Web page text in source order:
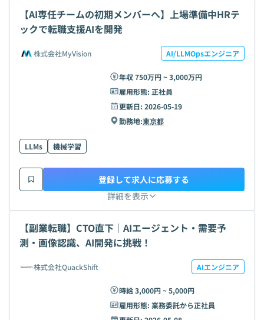
【AI専任チームの初期メンバーへ】上場準備中HRテ
ックで転職支援AIを開発
株式会社MyVision AI/LLMOpsエンジニア
年収 750万円 ~ 3,000万円
雇用形態: 正社員
更新日: 2026-05-19
勤務地:東京都
LLMs 機械学習
詳細を表示
登録して求人に応募する
【副業転職】CTO直下｜AIエージェント・需要予
測・画像認識、AI開発に挑戦！
株式会社QuackShift AIエンジニア
時給 3,000円 ~ 5,000円
雇用形態: 業務委託から正社員